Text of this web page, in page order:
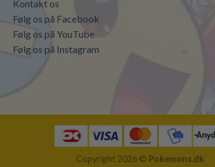
Kontakt os
Følg os på Facebook
Følg os på YouTube
Følg os på Instagram
Copyright 2026 © Pokemons.dk